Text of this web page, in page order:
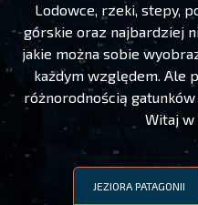
Lodowce, rzeki, stepy,
górskie oraz najbardziej
jakie można sobie
każdym względem. Ale
różnorodnością
Witaj w
JEZIORA PATAGONII